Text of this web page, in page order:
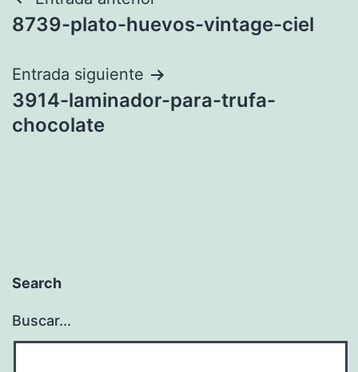
de
entradas
8739-plato-huevos-vintage-ciel
Entrada siguiente
3914-laminador-para-trufa-
chocolate
Search
Buscar...